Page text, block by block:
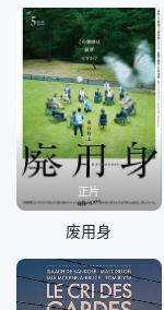
正片
废用身